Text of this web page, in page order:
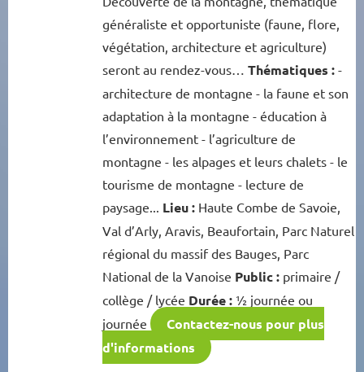
généraliste et opportuniste (faune, flore,
végétation, architecture et agriculture)
seront au rendez-vous… Thématiques :-
architecture de montagne - la faune et son
adaptation à la montagne - éducation à
l’environnement - l’agriculture de
montagne - les alpages et leurs chalets - le
tourisme de montagne - lecture de
paysage... Lieu :Haute Combe de Savoie,
Val d’Arly, Aravis, Beaufortain, Parc Naturel
régional du massif des Bauges, Parc
National de la Vanoise Public :primaire /
collège / lycée Durée :½ journée ou
journée
Contactez-nous pour plus
d'informations